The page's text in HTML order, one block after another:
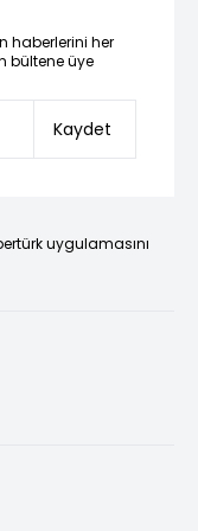
haberlerini her
bültene üye
Kaydet
uygulamasını